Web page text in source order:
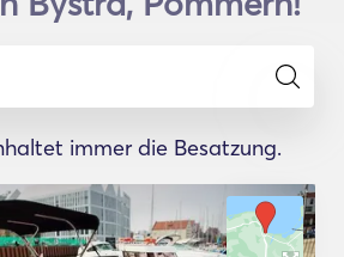
immer die Besatzung.